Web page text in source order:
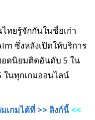
ทยรู้จักกันในชื่อเก่า
ซึ่งหลังเปิดให้บริการ
อดนิยมติดอันดับ 5 ใน
ในทุกเกมออนไลน์
เกมได้ที่ >> ลิงก์นี้ <<